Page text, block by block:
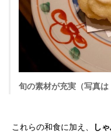
旬の素材が充実（写真は
これらの和食に加え、 し